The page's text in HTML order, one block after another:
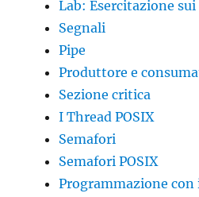
Lab: Esercitazione sui
Segnali
Pipe
Produttore e
Sezione critica
I Thread POSIX
Semafori
Semafori POSIX
Programmazione con